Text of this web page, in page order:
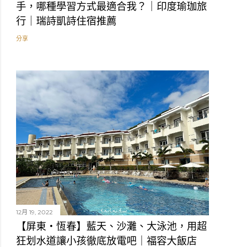
手，哪種學習方式最適合我？｜印度瑜珈旅
行｜瑞詩凱詩住宿推薦
分享
12月 19, 2022
【屏東・恆春】藍天、沙灘、大泳池，用超
狂划水道讓小孩徹底放電吧｜福容大飯店